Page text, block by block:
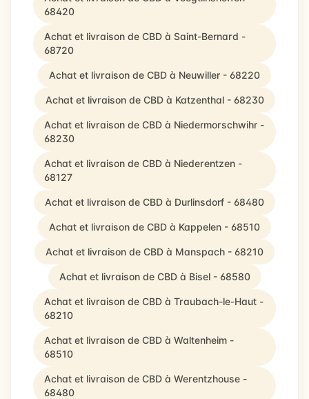
68420
Achat et livraison de CBD à Saint-Bernard -
68720
Achat et livraison de CBD à Neuwiller - 68220
Achat et livraison de CBD à Katzenthal - 68230
Achat et livraison de CBD à Niedermorschwihr -
68230
Achat et livraison de CBD à Niederentzen -
68127
Achat et livraison de CBD à Durlinsdorf - 68480
Achat et livraison de CBD à Kappelen - 68510
Achat et livraison de CBD à Manspach - 68210
Achat et livraison de CBD à Bisel - 68580
Achat et livraison de CBD à Traubach-le-Haut -
68210
Achat et livraison de CBD à Waltenheim -
68510
Achat et livraison de CBD à Werentzhouse -
68480